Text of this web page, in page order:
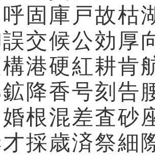
呼 固 庫 戸故枯
誤交候公効 厚
構港硬紅耕肯
鉱 降香号刻 告
婚根混 差査砂
才採 歳済祭細